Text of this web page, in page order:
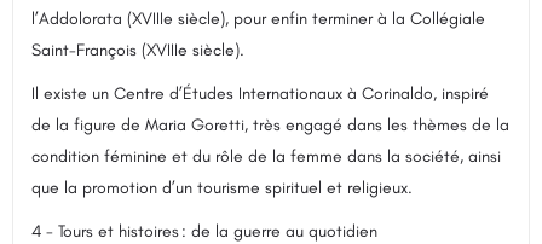
l’Addolorata (XVIIIe siècle), pour enfin terminer à la Collégiale
Saint-François (XVIIIe siècle).
Il existe un Centre d’Études Internationaux à Corinaldo, inspiré
de la figure de Maria Goretti, très engagé dans les thèmes de la
condition féminine et du rôle de la femme dans la société, ainsi
que la promotion d’un tourisme spirituel et religieux.
4 - Tours et histoires : de la guerre au quotidien